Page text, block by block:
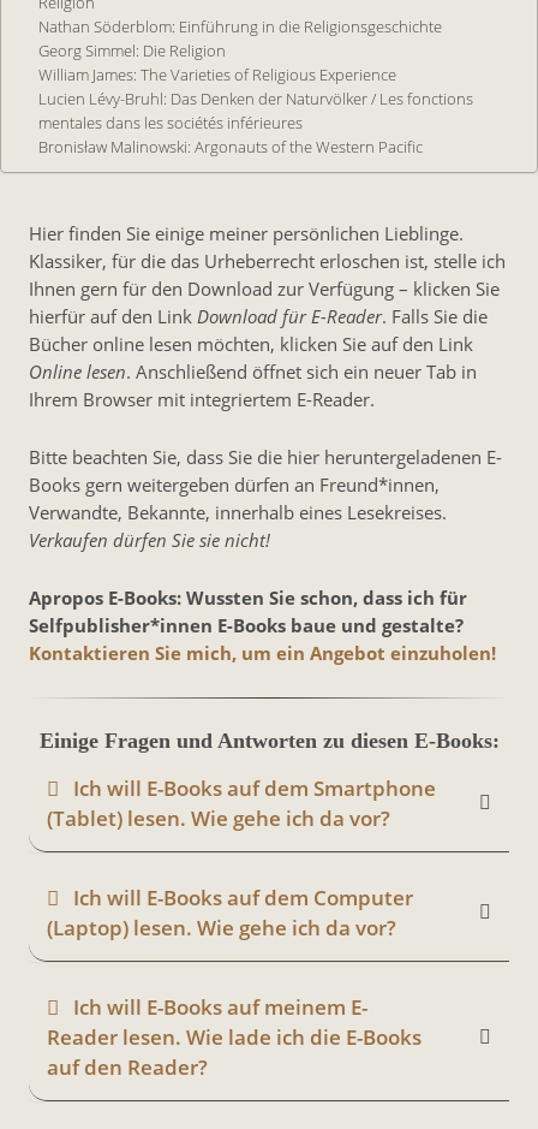
Nathan Söderblom: Einführung in die Reli­gions­ge­schichte
Georg Simmel: Die Religion
William James: The Varieties of Religious Experience
Lucien Lévy-Bruhl: Das Denken der Naturvölker / Les fonctions
mentales dans les sociétés inférieures
Bronisław Malinowski: Argonauts of the Western Pacific
Hier finden Sie einige meiner persönlichen Lieblinge.
Klassiker, für die das Urheberrecht erloschen ist, stelle ich
Ihnen gern für den Download zur Verfügung – klicken Sie
hierfür auf den LinkDownload für E-Reader. Falls Sie die
Bücher online lesen möchten, klicken Sie auf den Link
Online lesen. Anschließend öffnet sich ein neuer Tab in
Ihrem Browser mit integriertem E-Reader.
Bitte beachten Sie, dass Sie die hier heruntergeladenen E-
Books gern weitergeben dürfen an Freund*innen,
Verwandte, Bekannte, innerhalb eines Lesekreises.
Verkaufen dürfen Sie sie nicht!
Apropos E-Books: Wussten Sie schon, dass ich für
Selfpublisher*innen E-Books baue und gestalte?
Kontaktieren Sie mich, um ein Angebot einzuholen!
Einige Fragen und Antworten zu diesen E-Books:
Ich will E-Books auf dem Smartphone
(Tablet) lesen. Wie gehe ich da vor?
Ich will E-Books auf dem Computer
(Laptop) lesen. Wie gehe ich da vor?
Ich will E-Books auf meinem E-
Reader lesen. Wie lade ich die E-Books
auf den Reader?